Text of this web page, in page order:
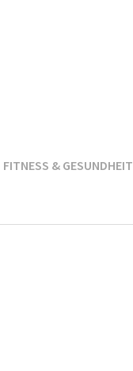
FITNESS & GESUNDHEIT